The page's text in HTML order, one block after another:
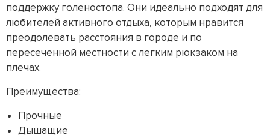
поддержку голеностопа. Они идеально подходят для
любителей активного отдыха, которым нравится
преодолевать расстояния в городе и по
пересеченной местности с легким рюкзаком на
плечах.
Преимущества:
Прочные
Дышащие